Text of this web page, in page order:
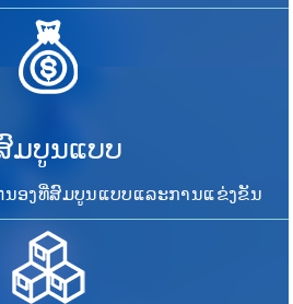
ມບູນແບບ
ອງທີ່ສົມບູນແບບແລະການແຂ່ງຂັນ